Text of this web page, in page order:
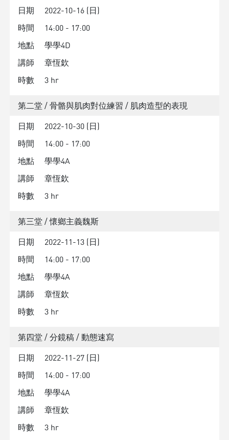
日期
2022-10-16 (日)
時間
14:00 - 17:00
地點
學學4D
講師
章恆欽
時數
3 hr
第二堂 / 骨骼與肌肉對位練習 / 肌肉造型的表現
日期
2022-10-30 (日)
時間
14:00 - 17:00
地點
學學4A
講師
章恆欽
時數
3 hr
第三堂 / 懷鄉主義魏斯
日期
2022-11-13 (日)
時間
14:00 - 17:00
地點
學學4A
講師
章恆欽
時數
3 hr
第四堂 / 分鏡稿 / 動態速寫
日期
2022-11-27 (日)
時間
14:00 - 17:00
地點
學學4A
講師
章恆欽
時數
3 hr